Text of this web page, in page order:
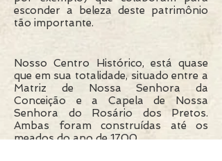
esconder a beleza deste patrimônio
tão importante.
Nosso Centro Histórico, está quase
que em sua totalidade, situado entre a
Matriz de Nossa Senhora da
Conceição e a Capela de Nossa
Senhora do Rosário dos Pretos.
Ambas foram construídas até os
meados do ano de 1700.